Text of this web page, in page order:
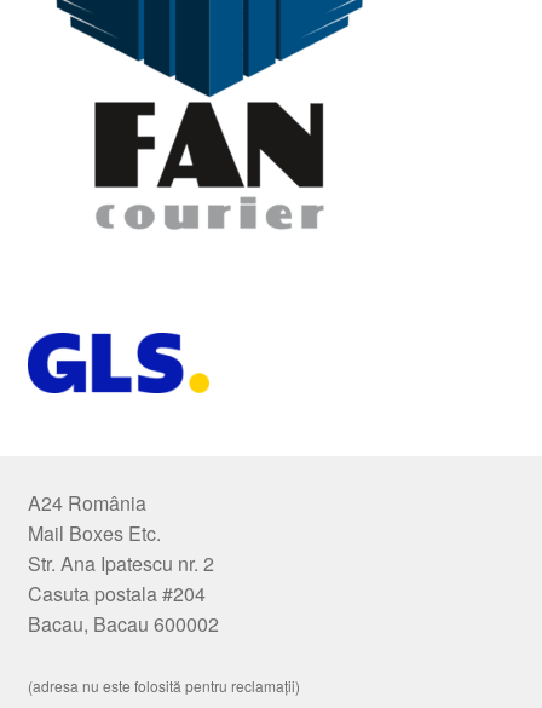
A24 România
Mail Boxes Etc.
Str. Ana Ipatescu nr. 2
Casuta postala #204
Bacau, Bacau 600002
(adresa nu este folosită pentru reclamații)